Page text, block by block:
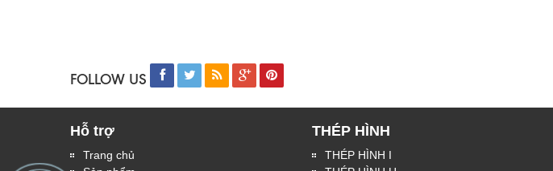
FOLLOW US
Hỗ trợ
Trang chủ
THÉP HÌNH
THÉP HÌNH I